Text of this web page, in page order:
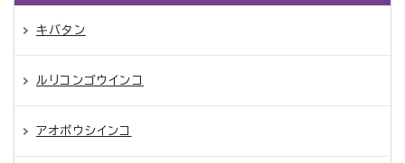
キバタン
ルリコンゴウインコ
アオボウシインコ